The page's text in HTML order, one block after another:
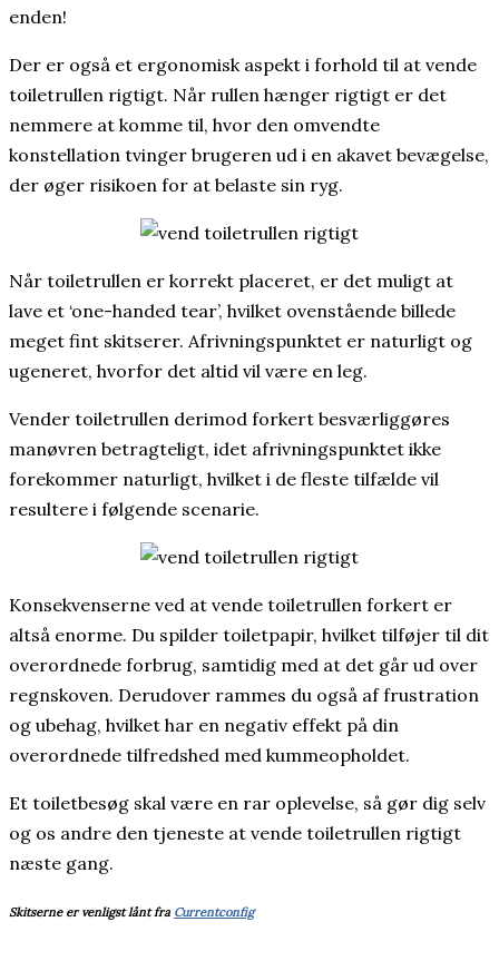
enden!
Der er også et ergonomisk aspekt i forhold til at vende
toiletrullen rigtigt. Når rullen hænger rigtigt er det
nemmere at komme til, hvor den omvendte
konstellation tvinger brugeren ud i en akavet bevægelse,
der øger risikoen for at belaste sin ryg.
Når toiletrullen er korrekt placeret, er det muligt at
lave et ‘one-handed tear’, hvilket ovenstående billede
meget fint skitserer. Afrivningspunktet er naturligt og
ugeneret, hvorfor det altid vil være en leg.
Vender toiletrullen derimod forkert besværliggøres
manøvren betragteligt, idet afrivningspunktet ikke
forekommer naturligt, hvilket i de fleste tilfælde vil
resultere i følgende scenarie.
Konsekvenserne ved at vende toiletrullen forkert er
altså enorme. Du spilder toiletpapir, hvilket tilføjer til dit
overordnede forbrug, samtidig med at det går ud over
regnskoven. Derudover rammes du også af frustration
og ubehag, hvilket har en negativ effekt på din
overordnede tilfredshed med kummeopholdet.
Et toiletbesøg skal være en rar oplevelse, så gør dig selv
og os andre den tjeneste at vende toiletrullen rigtigt
næste gang.
Skitserne er venligst lånt fra Currentconfig